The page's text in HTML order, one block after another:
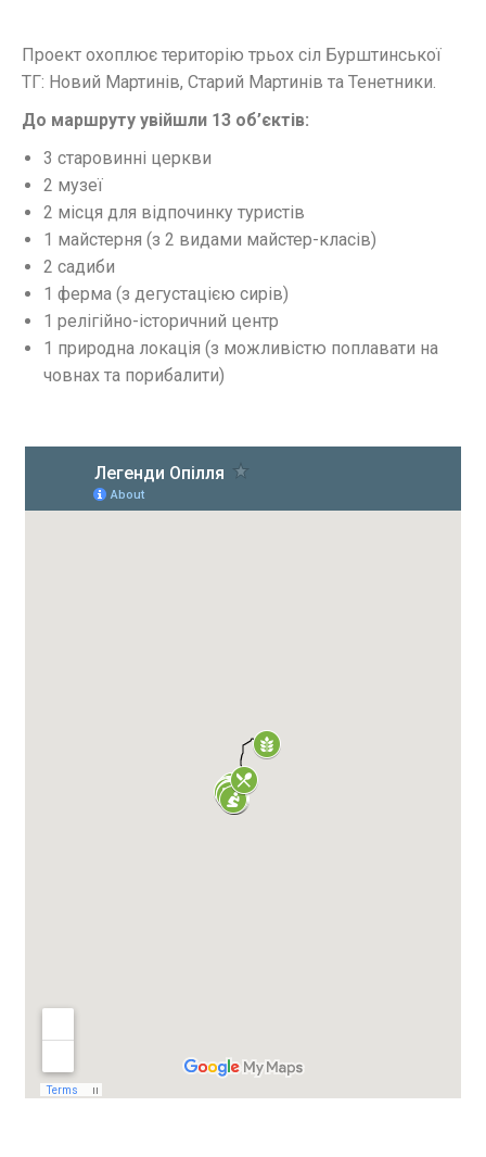
Проект охоплює територію трьох сіл Бурштинської
ТГ: Новий Мартинів, Старий Мартинів та Тенетники.
До маршруту увійшли 13 об’єктів:
3 старовинні церкви
2 музеї
2 місця для відпочинку туристів
1 майстерня (з 2 видами майстер-класів)
2 садиби
1 ферма (з дегустацією сирів)
1 релігійно-історичний центр
1 природна локація (з можливістю поплавати на
човнах та порибалити)